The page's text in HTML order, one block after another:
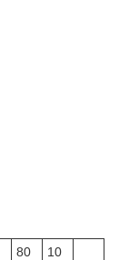
80
10